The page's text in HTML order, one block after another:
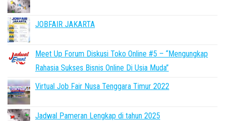
JOBFAIR JAKARTA
Meet Up Forum Diskusi Toko Online #5 – “Mengungkap
Rahasia Sukses Bisnis Online Di Usia Muda”
Virtual Job Fair Nusa Tenggara Timur 2022
Jadwal Pameran Lengkap di tahun 2025